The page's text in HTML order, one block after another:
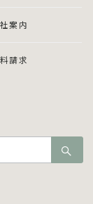
案内
請求